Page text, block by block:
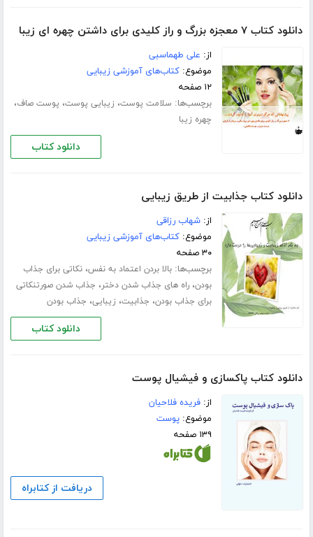
دانلود کتاب ٧ معجزه بزرگ و راز کلیدی برای داشتن چهره ای زیبا
از: علی طهماسبی
موضوع:کتاب‌های آموزشی زیبایی
۱۲ صفحه
برچسب‌ها: سلامت پوست، زیبایی پوست، پوست صاف،
چهره زیبا
دانلود کتاب
دانلود کتاب جذابیت از طریق زیبایی
از:شهاب رزاقی
موضوع:کتاب‌های آموزشی زیبایی
۳۰ صفحه
برچسب‌ها:بالا بردن اعتماد به نفس،نکاتی برای جذاب
بودن،راه های جذاب شدن دختر، جذاب شدن صورتنکاتی
برای جذاب بودن، جذابیت، زیبایی، جذاب بودن
دانلود کتاب
دانلود کتاب پاکسازی و فیشیال پوست
از:فریده فلاحیان
موضوع:پوست
۱۳۹ صفحه
دریافت از کتابراه